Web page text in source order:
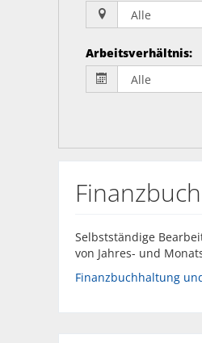
Arbeitsverhältnis:
Selbstständige
von Jahres- und
Finanzbuchhaltung